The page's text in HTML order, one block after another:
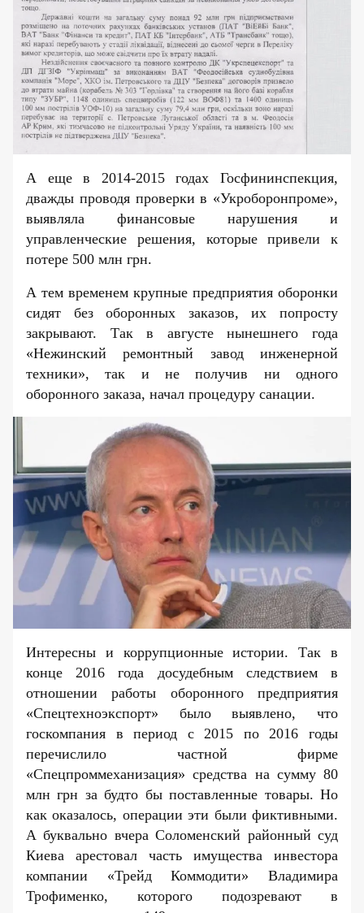
А еще в 2014-2015 годах Госфининспекция,
дважды проводя проверки в «Укроборонпроме»,
выявляла финансовые нарушения и
управленческие решения, которые привели к
потере 500 млн грн.
А тем временем крупные предприятия оборонки
сидят без оборонных заказов, их попросту
закрывают. Так в августе нынешнего года
«Нежинский ремонтный завод инженерной
техники», так и не получив ни одного
оборонного заказа, начал процедуру санации.
Интересны и коррупционные истории. Так в
конце 2016 года досудебным следствием в
отношении работы оборонного предприятия
«Спецтехноэкспорт» было выявлено, что
госкомпания в период с 2015 по 2016 годы
перечислило частной фирме
«Спецпроммеханизация» средства на сумму 80
млн грн за будто бы поставленные товары. Но
как оказалось, операции эти были фиктивными.
А буквально вчера Соломенский районный суд
Киева арестовал часть имущества инвестора
компании «Трейд Коммодити» Владимира
Трофименко, которого подозревают в